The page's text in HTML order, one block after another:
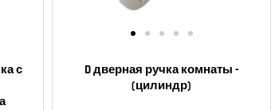
с
D дверная ручка комнаты -
(цилиндр)